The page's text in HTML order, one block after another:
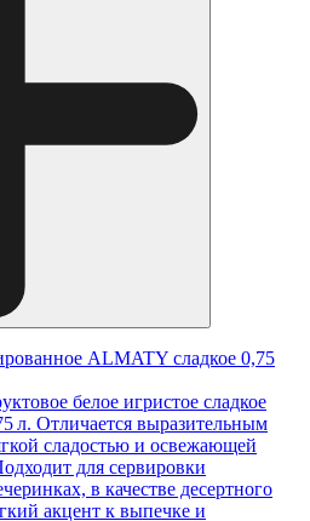
ALMATY сладкое 0,75
белое игристое сладкое
л. Отличается выразительным
сладостью и освежающей
для сервировки
в качестве десертного
акцент к выпечке и